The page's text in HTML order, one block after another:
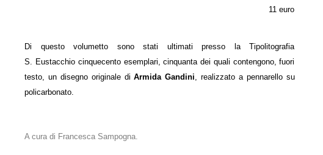
11 euro
Di questo volumetto sono stati ultimati presso la Tipolitografia
S. Eustacchio cinquecento esemplari, cinquanta dei quali contengono, fuori
testo, un disegno originale diArmida Gandini , realizzato a pennarello su
policarbonato.
A cura di Francesca Sampogna.